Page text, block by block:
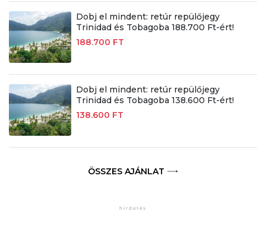
Dobj el mindent: retúr repülőjegy
Trinidad és Tobagoba 188.700 Ft-ért!
188.700 FT
Dobj el mindent: retúr repülőjegy
Trinidad és Tobagoba 138.600 Ft-ért!
138.600 FT
ÖSSZES AJÁNLAT